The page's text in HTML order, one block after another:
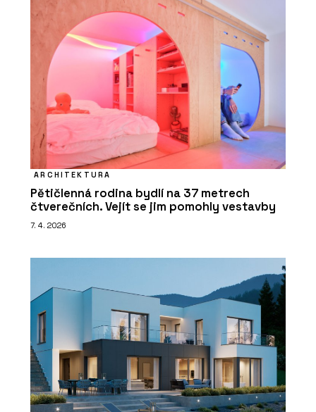
ARCHITEKTURA
Pětičlenná rodina bydlí na 37 metrech
čtverečních. Vejít se jim pomohly vestavby
7. 4. 2026